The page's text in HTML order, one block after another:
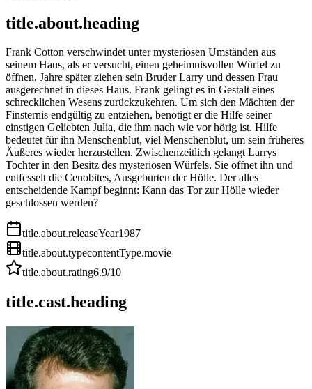
title.about.heading
Frank Cotton verschwindet unter mysteriösen Umständen aus
seinem Haus, als er versucht, einen geheimnisvollen Würfel zu
öffnen. Jahre später ziehen sein Bruder Larry und dessen Frau
ausgerechnet in dieses Haus. Frank gelingt es in Gestalt eines
schrecklichen Wesens zurückzukehren. Um sich den Mächten der
Finsternis endgültig zu entziehen, benötigt er die Hilfe seiner
einstigen Geliebten Julia, die ihm nach wie vor hörig ist. Hilfe
bedeutet für ihn Menschenblut, viel Menschenblut, um sein früheres
Äußeres wieder herzustellen. Zwischenzeitlich gelangt Larrys
Tochter in den Besitz des mysteriösen Würfels. Sie öffnet ihn und
entfesselt die Cenobites, Ausgeburten der Hölle. Der alles
entscheidende Kampf beginnt: Kann das Tor zur Hölle wieder
geschlossen werden?
title.about.releaseYear1987
title.about.typecontentType.movie
title.about.rating6.9/10
title.cast.heading